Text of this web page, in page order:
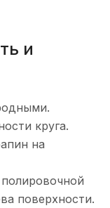
и
круга.
на
поверхности.